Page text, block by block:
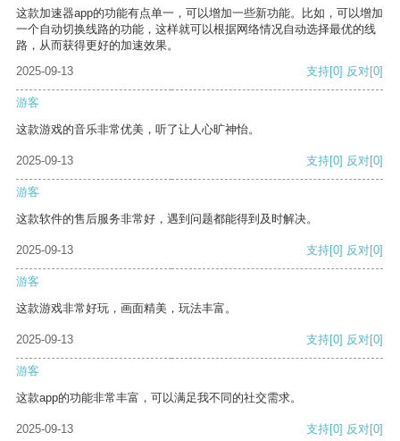
这款加速器app的功能有点单一，可以增加一些新功能。比如，可以增加
一个自动切换线路的功能，这样就可以根据网络情况自动选择最优的线
路，从而获得更好的加速效果。
2025-09-13
支持[0] 反对[0]
游客
这款游戏的音乐非常优美，听了让人心旷神怡。
2025-09-13 支持[0] 反对[0]
游客
这款软件的售后服务非常好，遇到问题都能得到及时解决。
2025-09-13 支持[0] 反对[0]
游客
这款游戏非常好玩，画面精美，玩法丰富。
2025-09-13 支持[0] 反对[0]
游客
这款app的功能非常丰富，可以满足我不同的社交需求。
2025-09-13 支持[0] 反对[0]